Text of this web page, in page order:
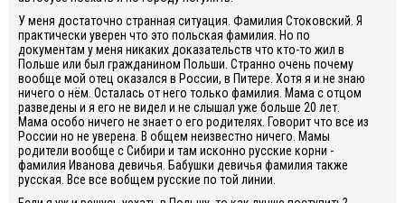
У меня достаточно странная ситуация. Фамилия Стоковский. Я
практически уверен что это польская фамилия. Но по
документам у меня никаких доказательств что кто-то жил в
Польше или был гражданином Польши. Странно очень почему
вообще мой отец оказался в России, в Питере. Хотя я и не знаю
ничего о нём. Осталась от него только фамилия. Мама с отцом
разведены и я его не видел и не слышал уже больше 20 лет.
Мама особо ничего не знает о его родителях. Говорит что все из
России но не уверена. В общем неизвестно ничего. Мамы
родители вообще с Сибири и там исконно русские корни -
фамилия Иванова девичья. Бабушки девичья фамилия также
русская. Все все вобщем русские по той линии.